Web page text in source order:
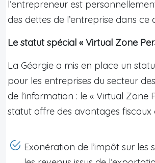
l’entrepreneur est
des dettes de l’entreprise dans ce
Le statut spécial « Virtual Zone
La Géorgie a mis en place un
pour les entreprises du secteur
de l’information : le « Virtual Zone
statut offre des avantages fiscaux
Exonération de l’impôt sur les